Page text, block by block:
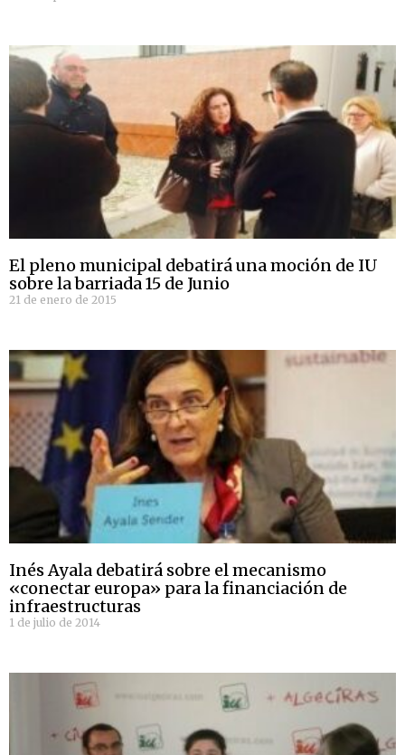
El pleno municipal debatirá una moción de IU
sobre la barriada 15 de Junio
21 de enero de 2015
Inés Ayala debatirá sobre el mecanismo
«conectar europa» para la financiación de
infraestructuras
1 de julio de 2014